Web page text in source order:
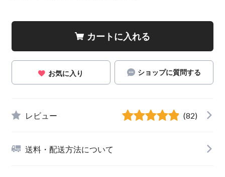
カートに入れる
お気に入り ショップに質問する
レビュー (82)
送料・配送方法について